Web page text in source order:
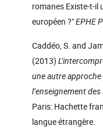
romanes Existe-t-il
européen ?"EPHE
Caddéo, S. and
(2013)
une autre
l’enseignement
Paris: Hachette
langue étrangère.